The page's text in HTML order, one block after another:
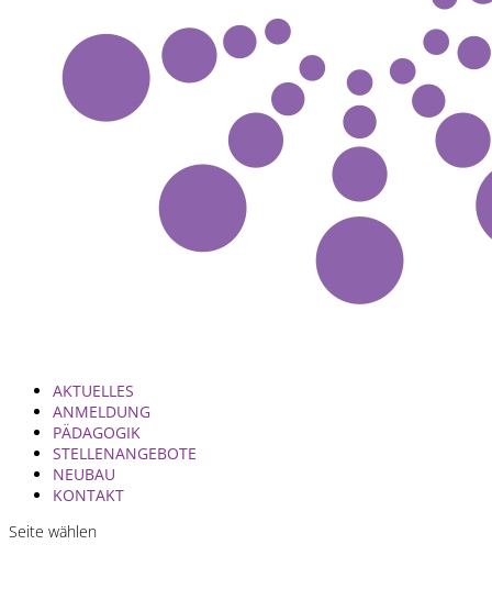
AKTUELLES
ANMELDUNG
PÄDAGOGIK
STELLENANGEBOTE
NEUBAU
KONTAKT
Seite wählen